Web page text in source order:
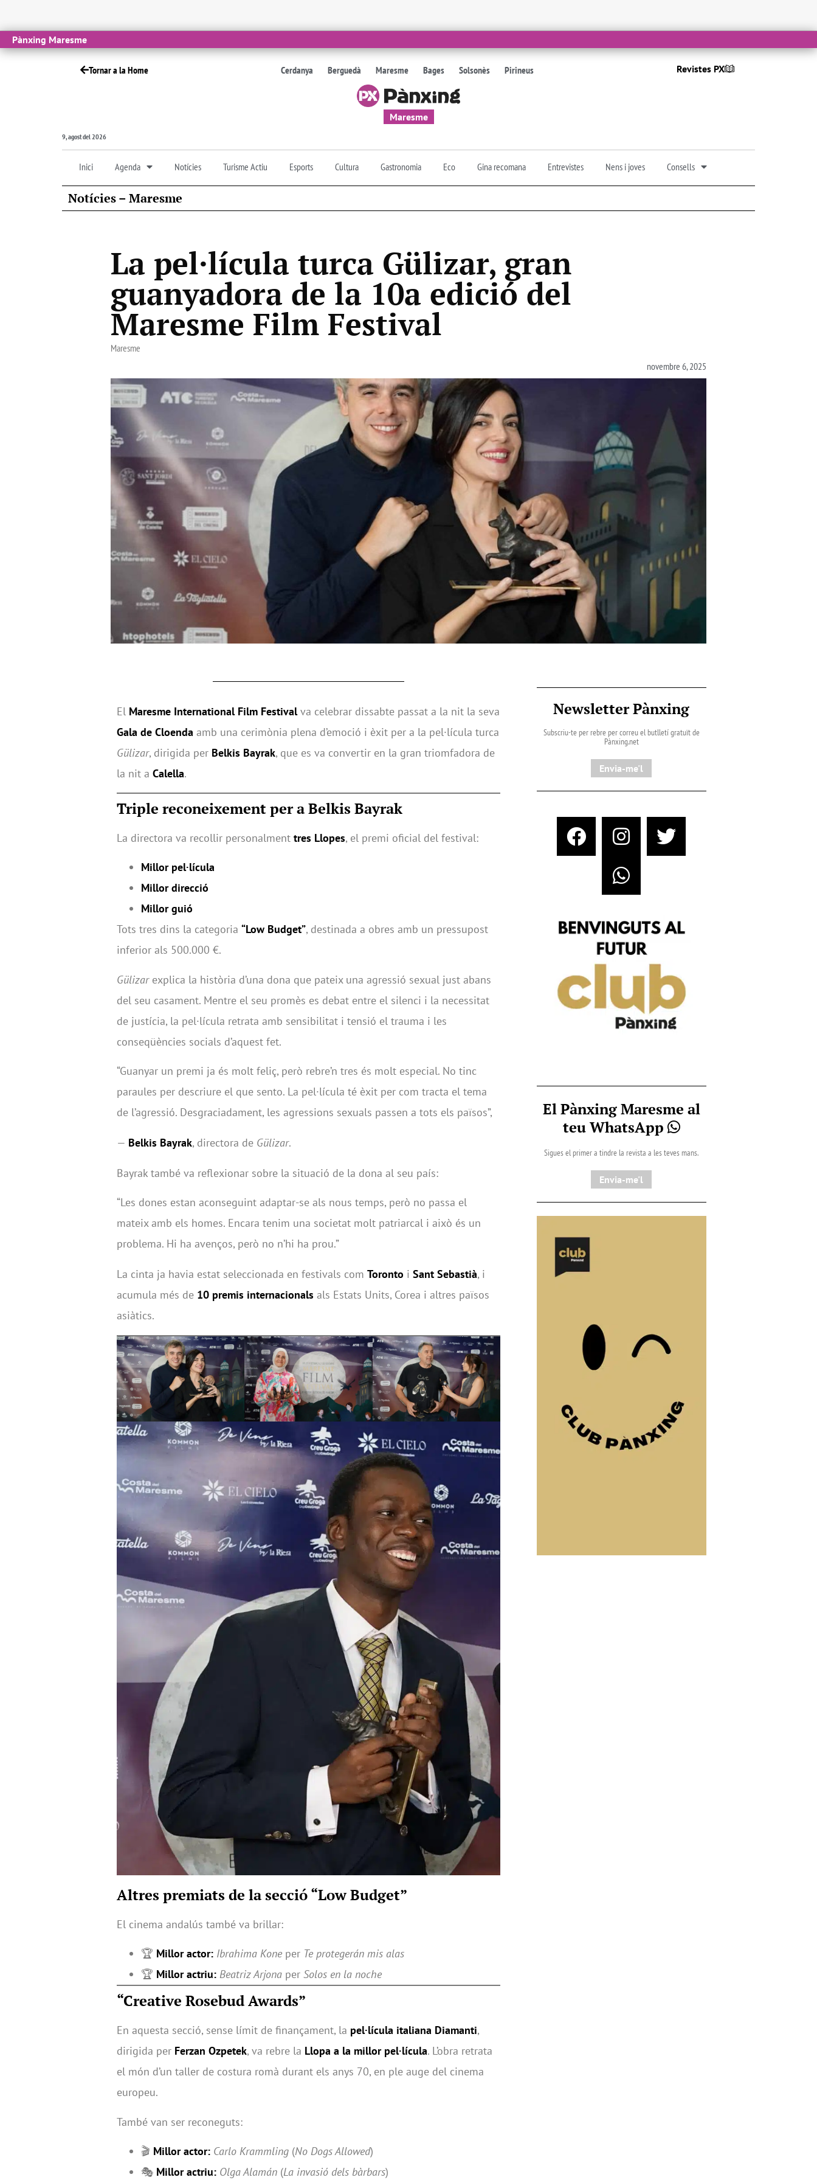
Pànxing Maresme
Tornar a la Home Cerdanya Berguedà Maresme Bages Solsonès Pirineus Revistes PX
Maresme
9, agost del 2026
Inici Agenda Notícies Turisme Actiu Esports Cultura Gastronomia Eco Gina recomana Entrevistes Nens i joves Consells
Notícies – Maresme
La pel·lícula turca Gülizar, gran
guanyadora de la 10a edició del
Maresme Film Festival
Maresme
novembre 6, 2025
El Maresme International Film Festivalva celebrar dissabte passat a la nit la seva
Gala de Cloenda amb una cerimònia plena d’emoció i èxit per a la pel·lícula turca
Gülizar, dirigida per Belkis Bayrak, que es va convertir en la gran triomfadora de
la nit a Calella.
Triple reconeixement per a Belkis Bayrak
La directora va recollir personalment tres Llopes, el premi oficial del festival:
Millor pel·lícula
Millor direcció
Millor guió
Tots tres dins la categoria “Low Budget”, destinada a obres amb un pressupost
inferior als 500.000 €.
Gülizarexplica la història d’una dona que pateix una agressió sexual just abans
del seu casament. Mentre el seu promès es debat entre el silenci i la necessitat
de justícia, la pel·lícula retrata amb sensibilitat i tensió el trauma i les
conseqüències socials d’aquest fet.
“Guanyar un premi ja és molt feliç, però rebre’n tres és molt especial. No tinc
paraules per descriure el que sento. La pel·lícula té èxit per com tracta el tema
de l’agressió. Desgraciadament, les agressions sexuals passen a tots els països”,
— Belkis Bayrak, directora de Gülizar.
Bayrak també va reflexionar sobre la situació de la dona al seu país:
“Les dones estan aconseguint adaptar-se als nous temps, però no passa el
mateix amb els homes. Encara tenim una societat molt patriarcal i això és un
problema. Hi ha avenços, però no n’hi ha prou.”
La cinta ja havia estat seleccionada en festivals com Toronto i Sant Sebastià, i
acumula més de 10 premis internacionals als Estats Units, Corea i altres països
asiàtics.
Altres premiats de la secció “Low Budget”
El cinema andalús també va brillar:
🏆 Millor actor: Ibrahima Kone per Te protegerán mis alas
🏆 Millor actriu: Beatriz Arjona per Solos en la noche
“Creative Rosebud Awards”
En aquesta secció, sense límit de finançament, la pel·lícula italiana Diamanti,
dirigida per Ferzan Ozpetek, va rebre la Llopa a la millor pel·lícula. L’obra retrata
el món d’un taller de costura romà durant els anys 70, en ple auge del cinema
europeu.
També van ser reconeguts:
🎬 Millor actor: Carlo Krammling (No Dogs Allowed)
🎭 Millor actriu: Olga Alamán (La invasió dels bàrbars)
Newsletter Pànxing
Subscriu-te per rebre per correu el butlletí gratuït de
Pànxing.net​
Envia-me'l
El Pànxing Maresme al
teu WhatsApp
Sigues el primer a tindre la revista a les teves mans.
Envia-me'l